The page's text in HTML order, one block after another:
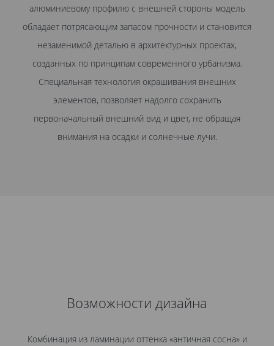
алюминиевому профилю с внешней стороны модель
обладает потрясающим запасом прочности и становится
незаменимой деталью в архитектурных проектах,
созданных по принципам современного урбанизма.
Специальная технология окрашивания внешних
элементов, позволяет надолго сохранить
первоначальный внешний вид и цвет, не обращая
внимания на осадки и солнечные лучи.
Возможности дизайна
Комбинация из ламинации оттенка «античная сосна» и